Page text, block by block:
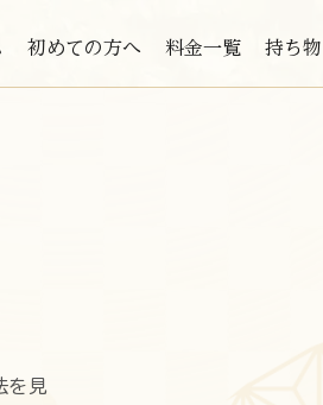
初めての方へ 料金一覧 持ち物
を見